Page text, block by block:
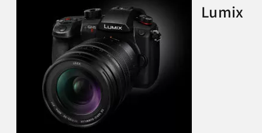
Lumix